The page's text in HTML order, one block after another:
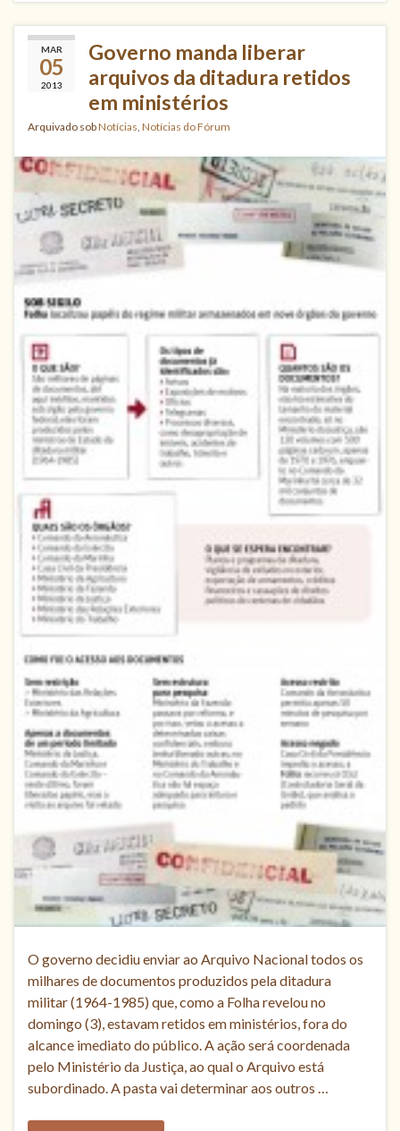
MAR
05
2013
Governo manda liberar
arquivos da ditadura retidos
em ministérios
Arquivado sobNotícias, Notícias do Fórum
O governo decidiu enviar ao Arquivo Nacional todos os
milhares de documentos produzidos pela ditadura
militar (1964-1985) que, como a Folha revelou no
domingo (3), estavam retidos em ministérios, fora do
alcance imediato do público. A ação será coordenada
pelo Ministério da Justiça, ao qual o Arquivo está
subordinado. A pasta vai determinar aos outros …